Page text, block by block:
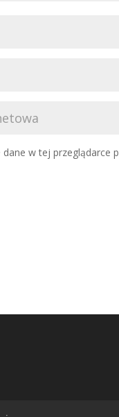
w tej przeglądarce